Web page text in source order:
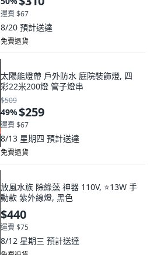
運費 $67
8/20 預計送達
免費退貨
太陽能燈帶 戶外防水 庭院裝飾燈, 四
彩22米200燈 管子燈串
$509
49%$259
運費 $67
8/13 星期四 預計送達
免費退貨
放風水族 除綠藻 神器 110V, ⭐13W 手
動款 紫外線燈, 黑色
$440
運費 $75
8/12 星期三 預計送達